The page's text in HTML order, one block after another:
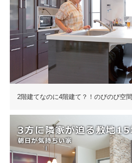
2階建てなのに4階建て？！のびのび空間